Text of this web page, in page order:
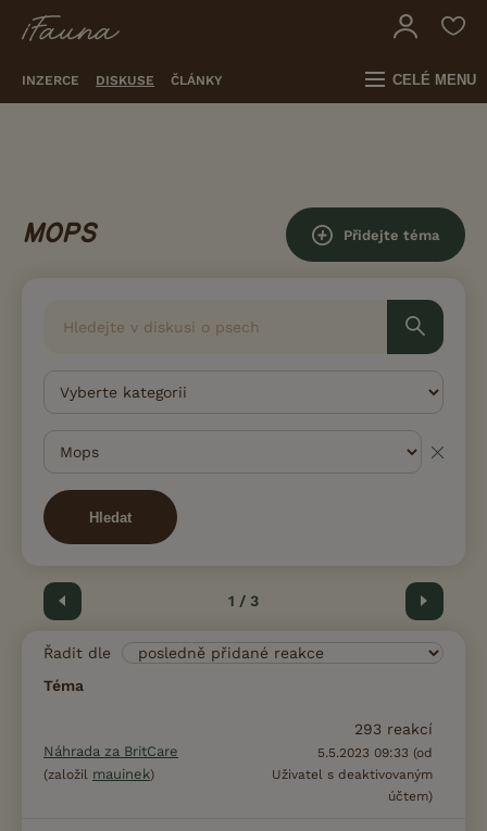
INZERCE DISKUSE ČLÁNKY CELÉ MENU
MOPS Přidejte téma
Hledat
Předchozí 1 / 3 Další
Řadit dle
Téma
Náhrada za BritCare
(založil mauinek)
293 reakcí
5.5.2023 09:33 (od
Uživatel s deaktivovaným
účtem)